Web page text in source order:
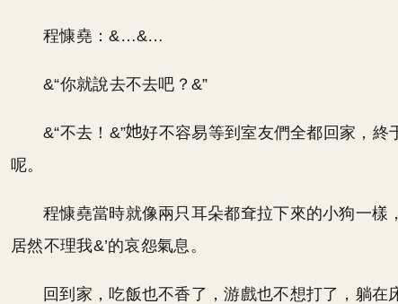
程慷堯：&…&…
&“你就說去不去吧？&”
&“不去！&” 好不容易等到室友們全都回家，終
呢。
程慷堯當時就像兩只耳朵都耷拉下來的小狗一樣
居然不理我&’的哀怨氣息。
回到家，吃飯也不香了，游戲也不想打了，躺在